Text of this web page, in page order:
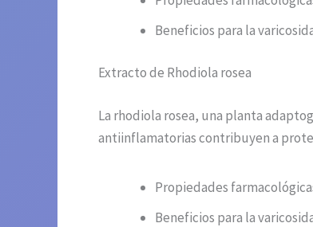
Beneficios para la
Extracto de Rhodiola rosea
La rhodiola rosea, una planta
antiinflamatorias contribuyen a
Propiedades
Beneficios para la